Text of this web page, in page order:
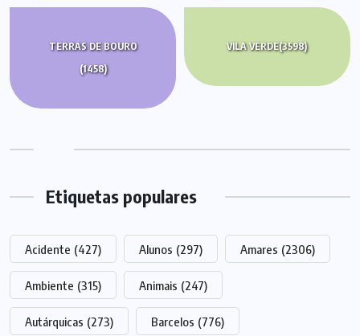
TERRAS DE BOURO
(1458)
VILA VERDE(3598)
Etiquetas populares
Acidente (427) Alunos (297) Amares (2306)
Ambiente (315) Animais (247)
Autárquicas (273) Barcelos (776)